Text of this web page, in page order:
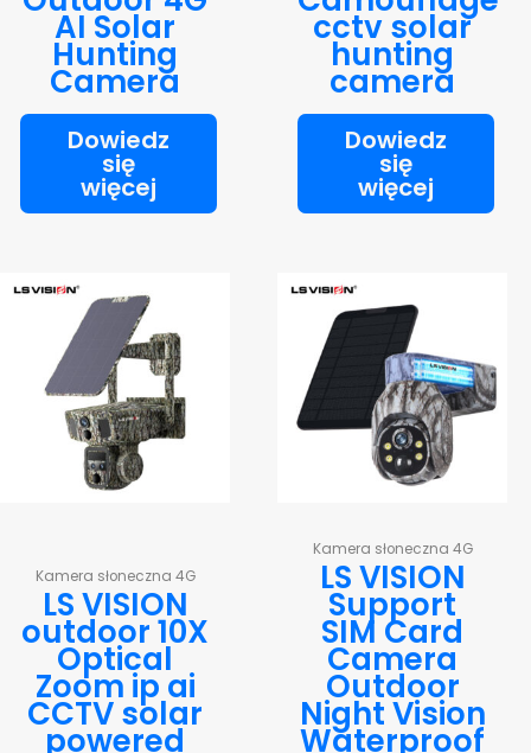
AI Solar
Hunting
Camera
Dowiedz
się
więcej
cctv solar
hunting
camera
Dowiedz
się
więcej
Kamera słoneczna 4G
LS VISION
outdoor 10X
Optical
Zoom ip ai
CCTV solar
powered
Kamera słoneczna 4G
LS VISION
Support
SIM Card
Camera
Outdoor
Night Vision
Waterproof